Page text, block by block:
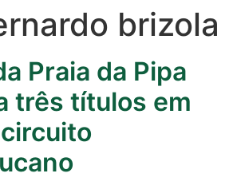
brizola
Praia da Pipa
três títulos em